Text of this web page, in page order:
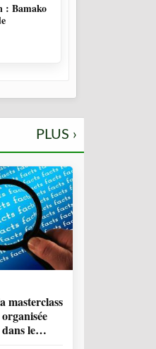
: Bamako
PLUS ›
masterclass
le